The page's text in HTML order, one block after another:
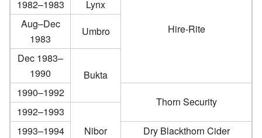
Hire-Rite
1982–1983
Lynx
Aug–Dec
1983
Umbro
Dec 1983–
1990
Bukta
1990–1992
Thorn Security
1992–1993
Nibor
1993–1994
Dry Blackthorn Cider